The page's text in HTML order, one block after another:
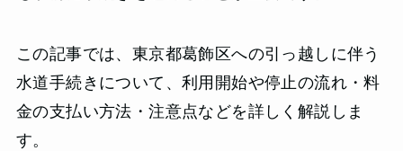
この記事では、東京都葛飾区への引っ越しに伴う
水道手続きについて、利用開始や停止の流れ・料
金の支払い方法・注意点などを詳しく解説しま
す。